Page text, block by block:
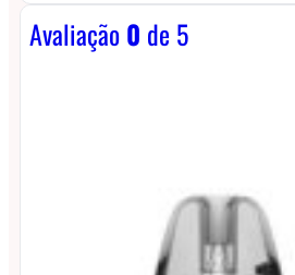
Avaliação0 de 5